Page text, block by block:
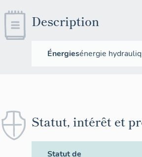
Description
Énergiesénergie
Statut, intérêt et
Statut de